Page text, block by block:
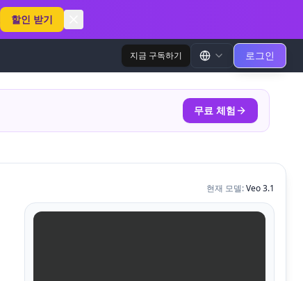
할인 받기
지금 구독하기 로그인
무료 체험
현재 모델:Veo 3.1